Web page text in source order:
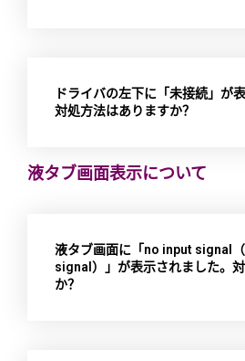
ドライバの左下に「未接続」が
対処方法はありますか？
液タブ画面表示について
液タブ画面に「no input signal
signal）」が表示されました。
か？